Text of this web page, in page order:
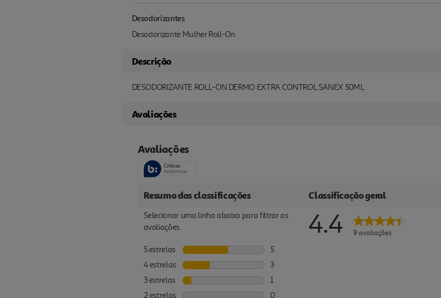
Desodorizantes
Desodorizante Mulher Roll-On
Descrição
DESODORIZANTE ROLL-ON DERMO EXTRA CONTROL SANEX 50ML
Avaliações